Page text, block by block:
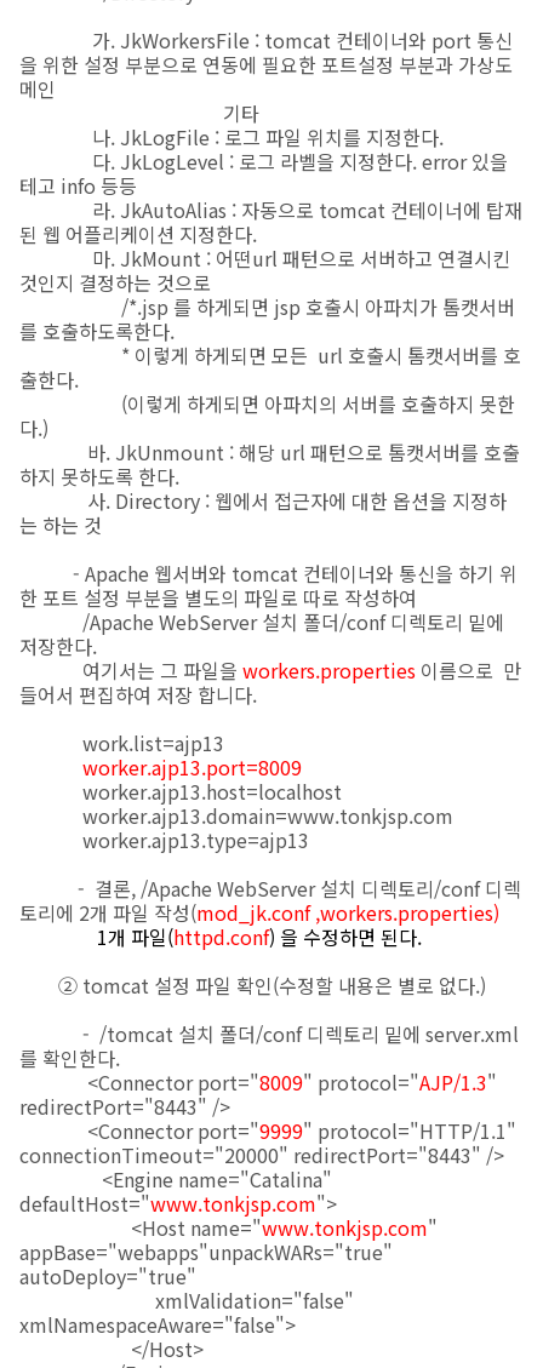
가. JkWorkersFile : tomcat 컨테이너와 port 통신
을 위한 설정 부분으로 연동에 필요한 포트설정 부분과 가상도
메인
기타
나. JkLogFile : 로그 파일 위치를 지정한다.
다. JkLogLevel : 로그 라벨을 지정한다. error 있을
테고 info 등등
라. JkAutoAlias : 자동으로 tomcat 컨테이너에 탑재
된 웹 어플리케이션 지정한다.
마. JkMount : 어떤url 패턴으로 서버하고 연결시킨
것인지 결정하는 것으로
/*.jsp 를 하게되면 jsp 호출시 아파치가 톰캣서버
를 호출하도록한다.
* 이렇게 하게되면 모든 url 호출시 톰캣서버를 호
출한다.
(이렇게 하게되면 아파치의 서버를 호출하지 못한
다.)
바. JkUnmount : 해당 url 패턴으로 톰캣서버를 호출
하지 못하도록 한다.
사. Directory : 웹에서 접근자에 대한 옵션을 지정하
는 하는 것
- Apache 웹서버와 tomcat 컨테이너와 통신을 하기 위
한 포트 설정 부분을 별도의 파일로 따로 작성하여
/Apache WebServer 설치 폴더/conf 디렉토리 밑에
저장한다.
여기서는 그 파일을 workers.properties 이름으로 만
들어서 편집하여 저장 합니다.
work.list=ajp13
worker.ajp13.port=8009
worker.ajp13.host=localhost
worker.ajp13.domain=www.tonkjsp.com
worker.ajp13.type=ajp13
- 결론, /Apache WebServer 설치 디렉토리/conf 디렉
토리에 2개 파일 작성(mod_jk.conf ,workers.properties)
1개 파일(httpd.conf) 을 수정하면 된다.
② tomcat 설정 파일 확인(수정할 내용은 별로 없다.)
- /tomcat 설치 폴더/conf 디렉토리 밑에 server.xml
를 확인한다.
<Connector port="8009" protocol="AJP/1.3"
redirectPort="8443" />
<Connector port="9999" protocol="HTTP/1.1"
connectionTimeout="20000" redirectPort="8443" />
<Engine name="Catalina"
defaultHost="www.tonkjsp.com">
<Host name="www.tonkjsp.com"
appBase="webapps"unpackWARs="true"
autoDeploy="true"
xmlValidation="false"
xmlNamespaceAware="false">
</Host>